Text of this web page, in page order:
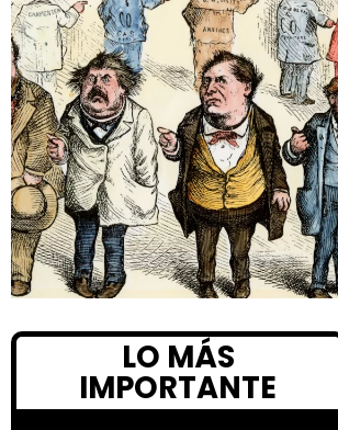
LO MÁS
IMPORTANTE